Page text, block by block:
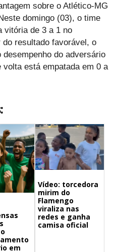
sobre o Atlético-MG
domingo (03), o time
vitória de 3 a 1 no
do resultado favorável, o
do adversário
está empatada em 0 a
em
Vídeo: torcedora
mirim do
Flamengo
viraliza nas
redes e ganha
camisa oficial